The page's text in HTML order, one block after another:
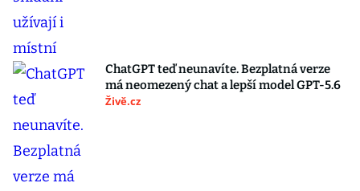
ChatGPT teď neunavíte. Bezplatná verze
má neomezený chat a lepší model GPT-5.6
Živě.cz